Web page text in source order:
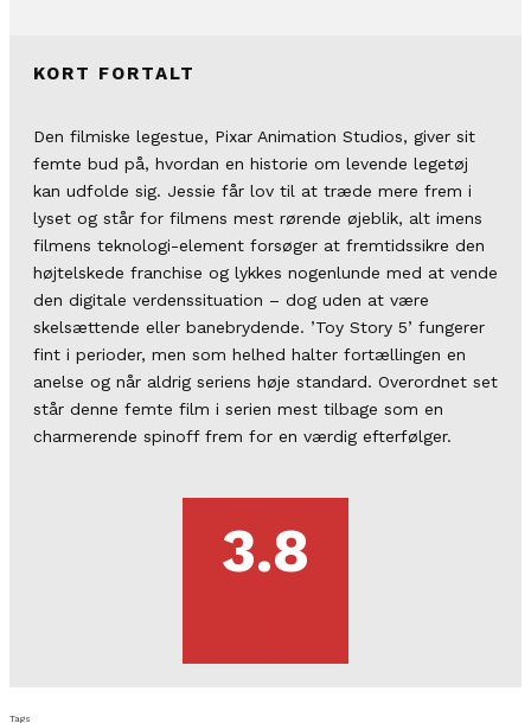
KORT FORTALT
Den filmiske legestue, Pixar Animation Studios, giver sit
femte bud på, hvordan en historie om levende legetøj
kan udfolde sig. Jessie får lov til at træde mere frem i
lyset og står for filmens mest rørende øjeblik, alt imens
filmens teknologi-element forsøger at fremtidssikre den
højtelskede franchise og lykkes nogenlunde med at vende
den digitale verdenssituation – dog uden at være
skelsættende eller banebrydende. ’Toy Story 5’ fungerer
fint i perioder, men som helhed halter fortællingen en
anelse og når aldrig seriens høje standard. Overordnet set
står denne femte film i serien mest tilbage som en
charmerende spinoff frem for en værdig efterfølger.
3.8
Tags